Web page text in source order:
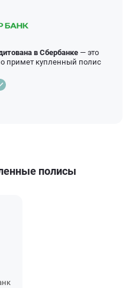
в Сбербанке— это
примет купленный полис
полисы